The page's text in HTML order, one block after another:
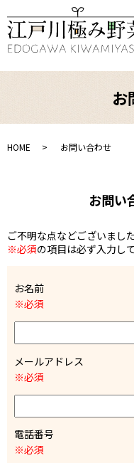
お
HOME お問い合わせ
お問い
ご不明な点などございまし
※必須の項目は必ず入力し
お名前
※必須
メールアドレス
※必須
電話番号
※必須